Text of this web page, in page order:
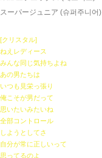
スーパージュニア (슈퍼주니어)
[クリスタル]
ねえレディース
みんな同じ気持ちよね
あの男たちは
いつも見栄っ張り
俺こそが男だって
思いたいみたいね
全部コントロール
しようとしてさ
自分が常に正しいって
思ってるのよ